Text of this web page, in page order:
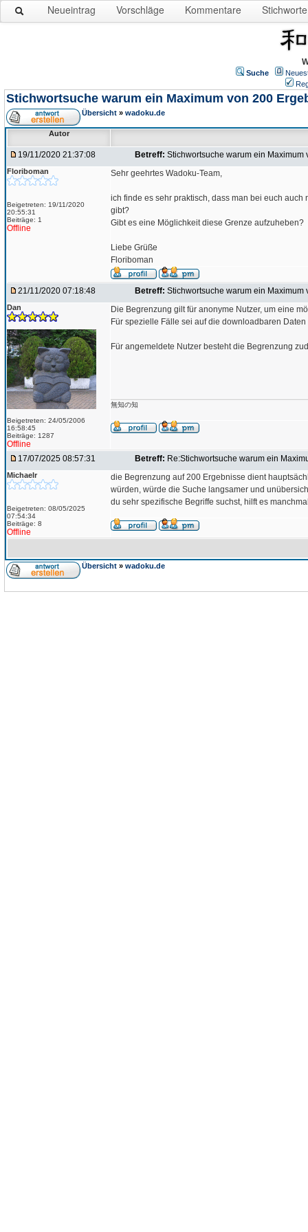
Neueintrag Vorschläge Kommentare Stichworte
Suche
Stichwortsuche warum ein Maximum von 200
Übersicht » wadoku.de
Autor
19/11/2020 21:37:08 Betreff: Stichwortsuche warum ein Maximum
Floriboman
Beigetreten: 19/11/2020
20:55:31
Beiträge: 1
Offline
Sehr geehrtes Wadoku-Team,
ich finde es sehr praktisch, dass man bei euch
gibt?
Gibt es eine Möglichkeit diese Grenze aufzuheben?
Liebe Grüße
Floriboman
21/11/2020 07:18:48 Betreff: Stichwortsuche warum ein Maximum
Dan
Beigetreten: 24/05/2006
16:58:45
Beiträge: 1287
Offline
Die Begrenzung gilt für anonyme Nutzer, um eine
Für spezielle Fälle sei auf die downloadbaren
Für angemeldete Nutzer besteht die Begrenzung
無知の知
17/07/2025 08:57:31 Betreff: Re:Stichwortsuche warum ein
Michaelr
Beigetreten: 08/05/2025
07:54:34
Beiträge: 8
Offline
die Begrenzung auf 200 Ergebnisse dient
würden, würde die Suche langsamer und
du sehr spezifische Begriffe suchst, hilft es
Übersicht » wadoku.de